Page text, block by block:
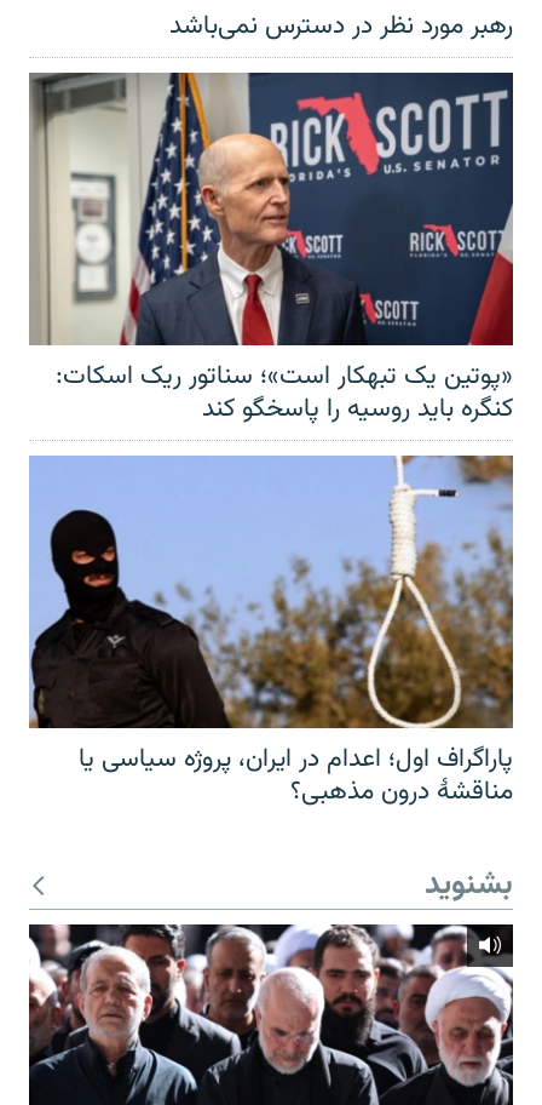
رهبر مورد نظر در دسترس نمی‌باشد
«پوتین یک تبهکار است»؛ سناتور ریک اسکات:
کنگره باید روسیه را پاسخگو کند
پاراگراف اول؛ اعدام در ایران، پروژه سیاسی یا
مناقشهٔ درون مذهبی؟
بشنوید